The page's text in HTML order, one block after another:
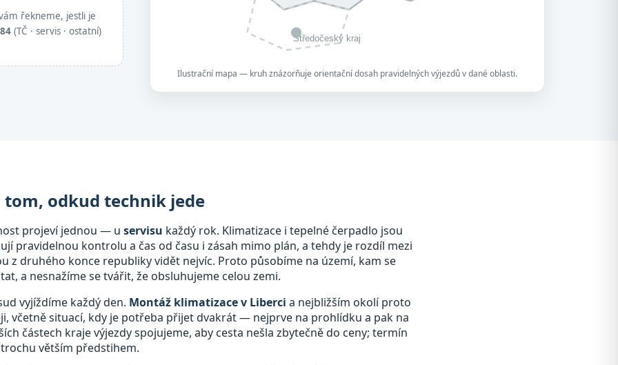
řekneme, jestli je
(TČ · servis · ostatní)
Středočeský kraj
Ilustrační mapa — kruh znázorňuje orientační dosah pravidelných výjezdů v dané oblasti.
tom, odkud technik jede
projeví jednou — u servisu každý rok. Klimatizace i tepelné čerpadlo jsou
pravidelnou kontrolu a čas od času i zásah mimo plán, a tehdy je rozdíl mezi
z druhého konce republiky vidět nejvíc. Proto působíme na území, kam se
a nesnažíme se tvářit, že obsluhujeme celou zemi.
vyjíždíme každý den. Montáž klimatizace v Liberci a nejbližším okolí proto
včetně situací, kdy je potřeba přijet dvakrát — nejprve na prohlídku a pak na
částech kraje výjezdy spojujeme, aby cesta nešla zbytečně do ceny; termín
větším předstihem.